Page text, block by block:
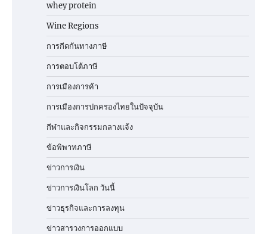
whey protein
Wine Regions
การกีดกันทางภาษี
การตอบโต้ภาษี
การเมืองการค้า
การเมืองการปกครองไทยในปัจจุบัน
กีฬาและกิจกรรมกลางแจ้ง
ข้อพิพาทภาษี
ข่าวการเงิน
ข่าวการเงินโลก วันนี้
ข่าวธุรกิจและการลงทุน
ข่าวสารวงการออกแบบ